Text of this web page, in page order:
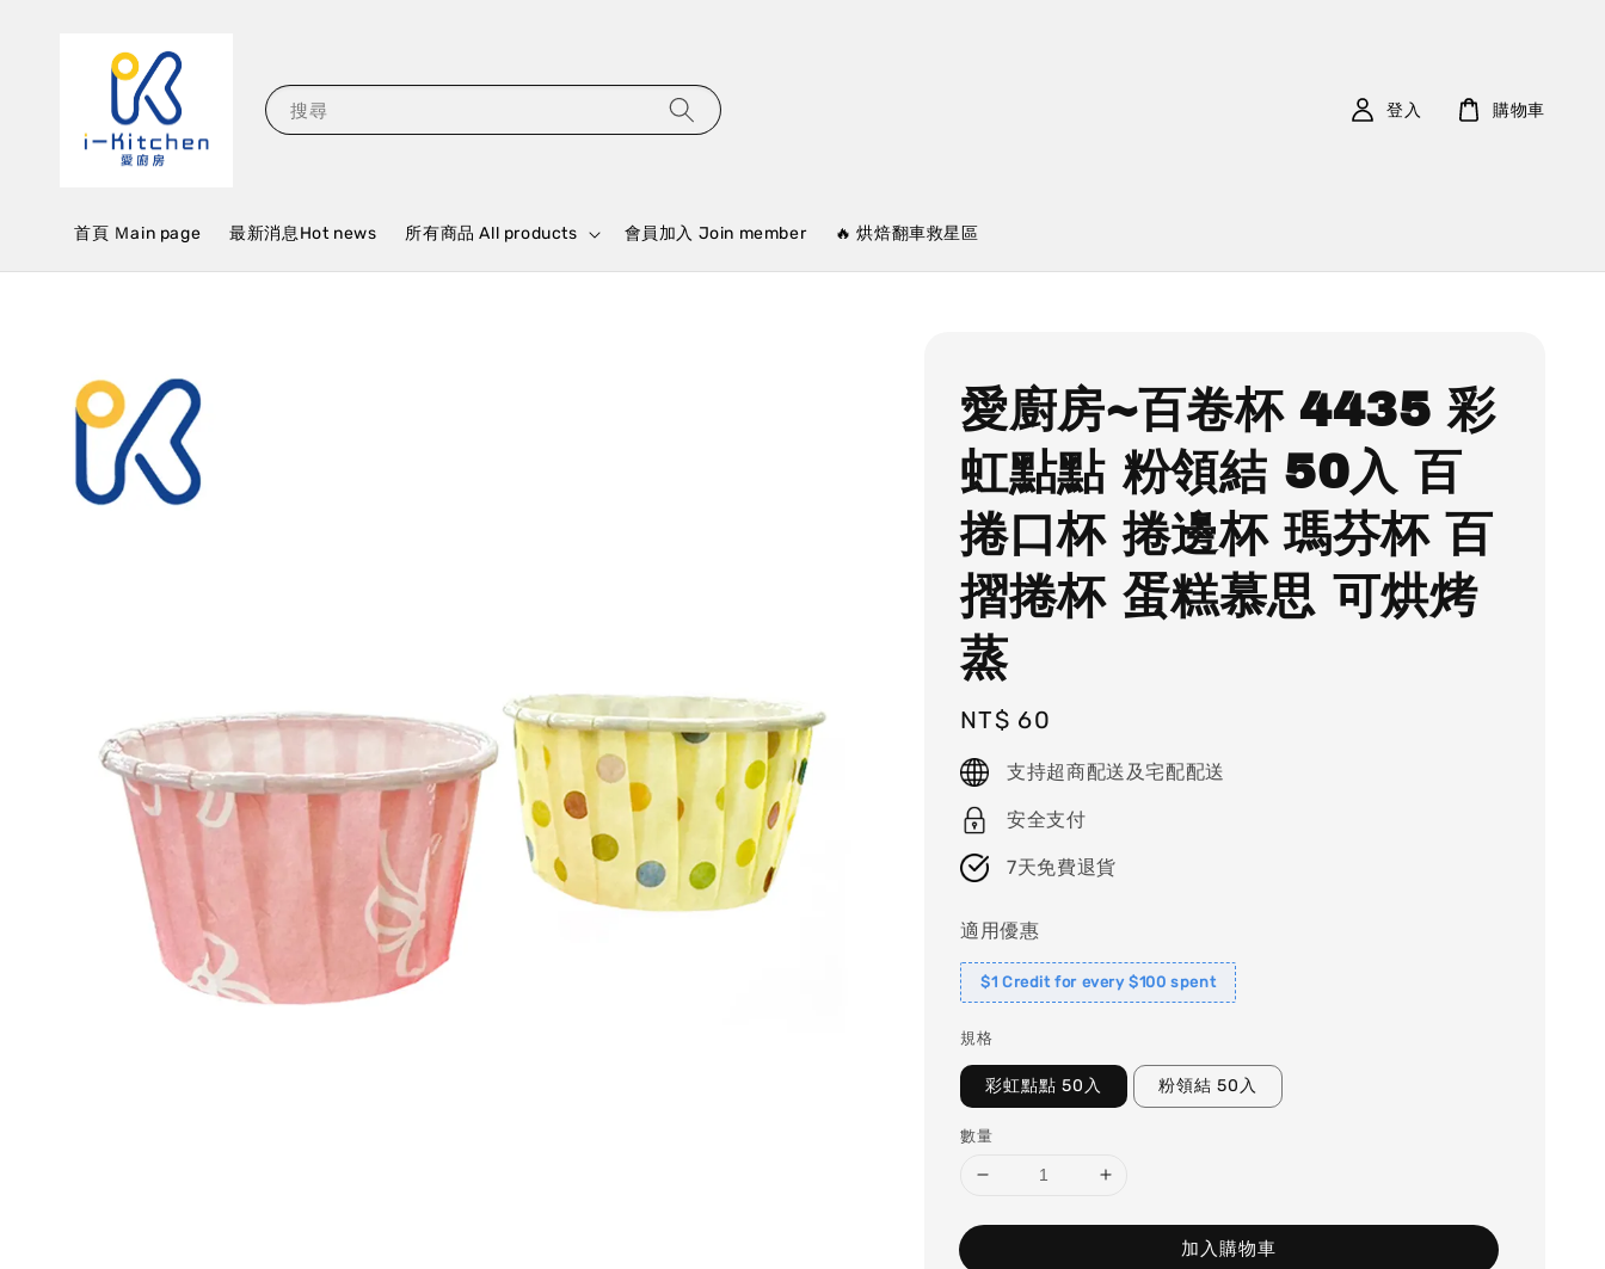
搜尋
首頁 Ｍain page 最新消息Hot news 所有商品 All products 會員加入 Join member 🔥 烘焙翻車救星區
登入 購物車
愛廚房~百卷杯 4435 彩
虹點點 粉領結 50入 百
捲口杯 捲邊杯 瑪芬杯 百
摺捲杯 蛋糕慕思 可烘烤
蒸
Regular
price
NT$ 60
支持超商配送及宅配配送
安全支付
7天免費退貨
適用優惠
$1 Credit for every $100 spent
規格
彩虹點點 50入 粉領結 50入
數量
加入購物車